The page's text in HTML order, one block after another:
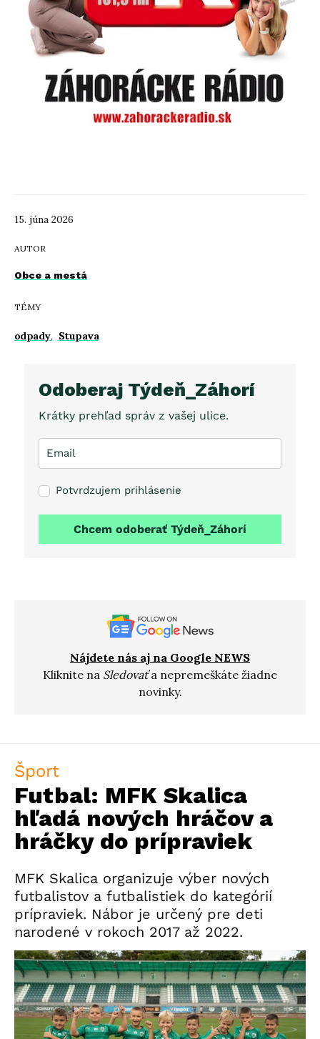
15. júna 2026
AUTOR
Obce a mestá
TÉMY
odpady, Stupava
Odoberaj Týdeň_Záhorí
Krátky prehľad správ z vašej ulice.
Potvrdzujem prihlásenie
Chcem odoberať Týdeň_Záhorí
Nájdete nás aj na Google NEWS
Kliknite na Sledovaťa nepremeškáte žiadne
novinky.
Šport
Futbal: MFK Skalica
hľadá nových hráčov a
hráčky do prípraviek
MFK Skalica organizuje výber nových
futbalistov a futbalistiek do kategórií
prípraviek. Nábor je určený pre deti
narodené v rokoch 2017 až 2022.